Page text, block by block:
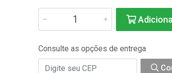
Consulte as opções de entrega